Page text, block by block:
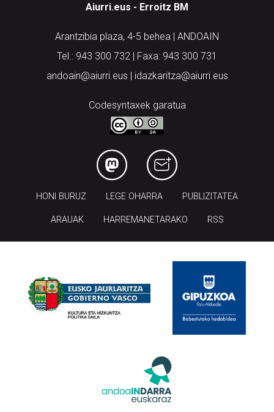
Aiurri.eus - Erroitz BM
Arantzibia plaza, 4-5 behea | ANDOAIN
Tel.: 943 300 732 | Faxa: 943 300 731
andoain@aiurri.eus | idazkaritza@aiurri.eus
Codesyntaxek garatua
HONI BURUZ LEGE OHARRA PUBLIZITATEA
ARAUAK HARREMANETARAKO RSS